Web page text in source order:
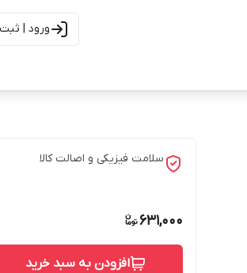
ورود |
سلامت فیزیکی و اصالت کالا
631,000
افزودن به سبد خرید